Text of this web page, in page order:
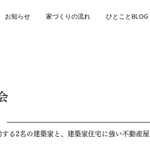
お知らせ 家づくりの流れ ひとことBLOG
る2名の建築家と、建築家住宅に強い不動産